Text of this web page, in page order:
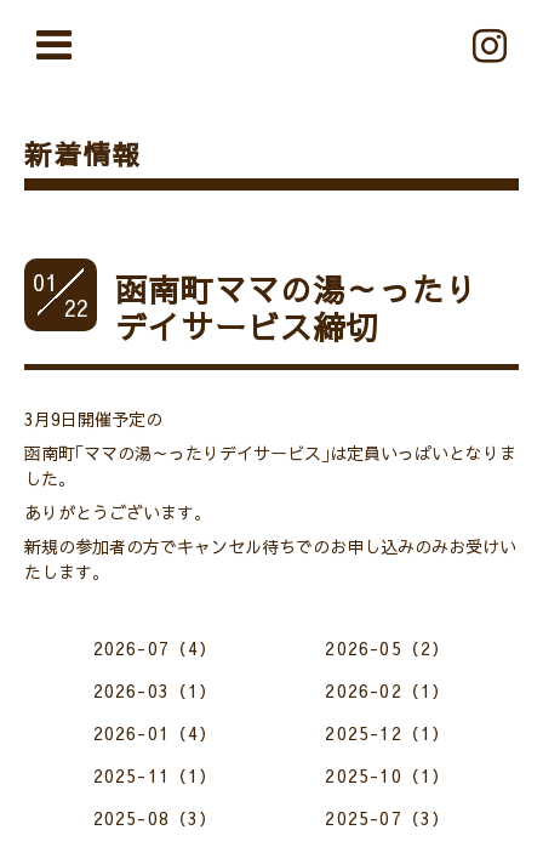
新着情報
01
22
函南町ママの湯～ったり
デイサービス締切
3月9日開催予定の
函南町｢ママの湯～ったりデイサービス｣は定員いっぱいとなりま
した。
ありがとうございます。
新規の参加者の方でキャンセル待ちでのお申し込みのみお受けい
たします。
2026-07（4）
2026-05（2）
2026-03（1）
2026-02（1）
2026-01（4）
2025-12（1）
2025-11（1）
2025-10（1）
2025-08（3）
2025-07（3）